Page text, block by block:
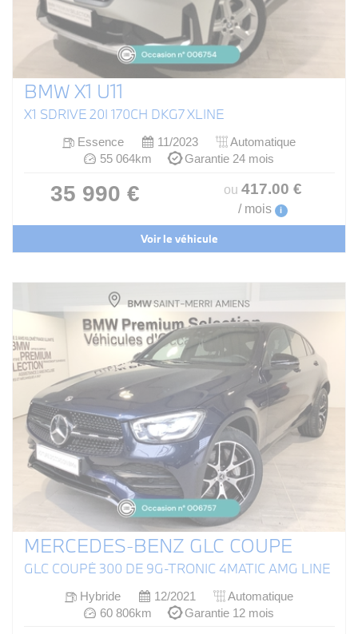
BMW X1 U11
X1 SDRIVE 20I 170CH DKG7 XLINE
Essence 11/2023
Automatique
55 064km
Garantie 24 mois
35 990 € ou 417.00 €
/ mois i
Voir le véhicule
MERCEDES-BENZ GLC COUPE
GLC COUPÉ 300 DE 9G-TRONIC 4MATIC AMG LINE
Hybride 12/2021
Automatique
60 806km
Garantie 12 mois